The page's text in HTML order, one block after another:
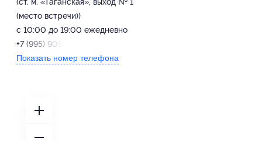
(место встречи))
с 10:00 до 19:00 ежедневно
+7 (995) 905-05-46
Показать номер телефона